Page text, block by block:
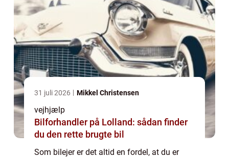
31 juli 2026 Mikkel Christensen
vejhjælp
Bilforhandler på Lolland: sådan finder
du den rette brugte bil
Som bilejer er det altid en fordel, at du er